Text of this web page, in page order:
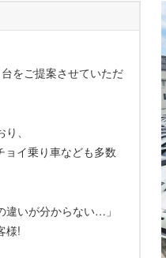
をご提案させていただ
、
イ乗り車なども多数
違いが分からない…」
様!